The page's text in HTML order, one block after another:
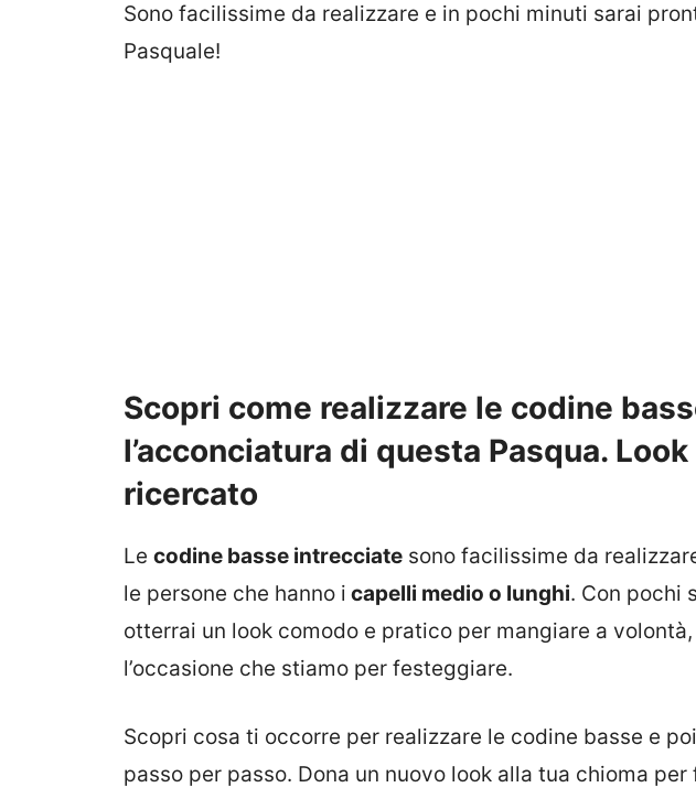
Sono facilissime da realizzare e in pochi minuti sarai
Pasquale!
Scopri come realizzare le codine
l’acconciatura di questa Pasqua.
ricercato
Le codine basse intrecciate sono facilissime da
le persone che hanno i capelli medio o lunghi. Con pochi
otterrai un look comodo e pratico per mangiare a
l’occasione che stiamo per festeggiare.
Scopri cosa ti occorre per realizzare le codine basse e
passo per passo. Dona un nuovo look alla tua chioma